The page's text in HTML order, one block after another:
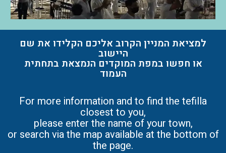
למציאת המניין הקרוב אליכם הקלידו את שם
היישוב
או חפשו במפת המוקדים הנמצאת בתחתית
העמוד
For more information and to find the tefilla
closest to you,
or search via the map available at the bottom of
the page.